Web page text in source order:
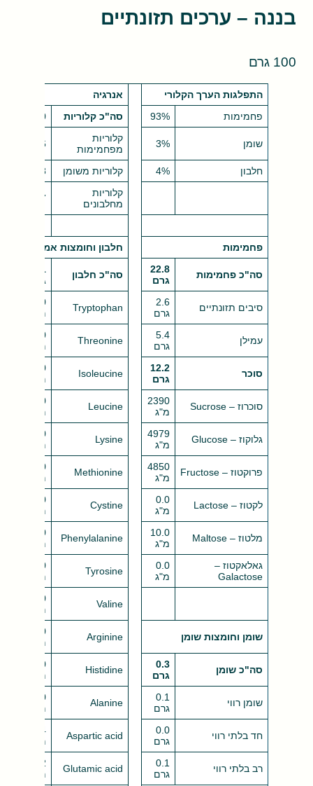
בננה – ערכים תזונתיים
100 גרם
התפלגות הערך הקלורי
אנרגיה
פחמימות
93% סה"כ קלוריות 89.0
שומן 3%
קלוריות
מפחמימות
82.6
חלבון 4% קלוריות משומן
2.8
קלוריות
מחלבונים
3.7
פחמימות חלבון וחומצות אמינו
סה"כ פחמימות
22.8
גרם
סה"כ חלבון
1.1
גרם
סיבים תזונתיים
2.6
גרם
Tryptophan
9.0
מ"ג
עמילן
5.4
גרם
Threonine
28.0
מ"ג
סוכר
12.2
גרם
Isoleucine
28.0
מ"ג
סוכרוז – Sucrose
2390
מ"ג
Leucine
68.0
מ"ג
גלוקוז – Glucose
4979
מ"ג
Lysine
50.0
מ"ג
פרוקטוז – Fructose
4850
מ"ג
Methionine
8.0
מ"ג
לקטוז – Lactose
0.0
מ"ג
Cystine
9.0
מ"ג
מלטוז – Maltose
10.0
מ"ג
Phenylalanine
49.0
מ"ג
גאלאקטוז –
Galactose
0.0
מ"ג
Tyrosine
9.0
מ"ג
Valine
47.0
מ"ג
שומן וחומצות שומן Arginine
49.0
מ"ג
סה"כ שומן
0.3
גרם
Histidine
77.0
מ"ג
שומן רווי
0.1
גרם
Alanine
40.0
מ"ג
חד בלתי רווי
0.0
גרם
Aspartic acid
124
מ"ג
רב בלתי רווי
0.1
גרם
Glutamic acid
152
מ"ג